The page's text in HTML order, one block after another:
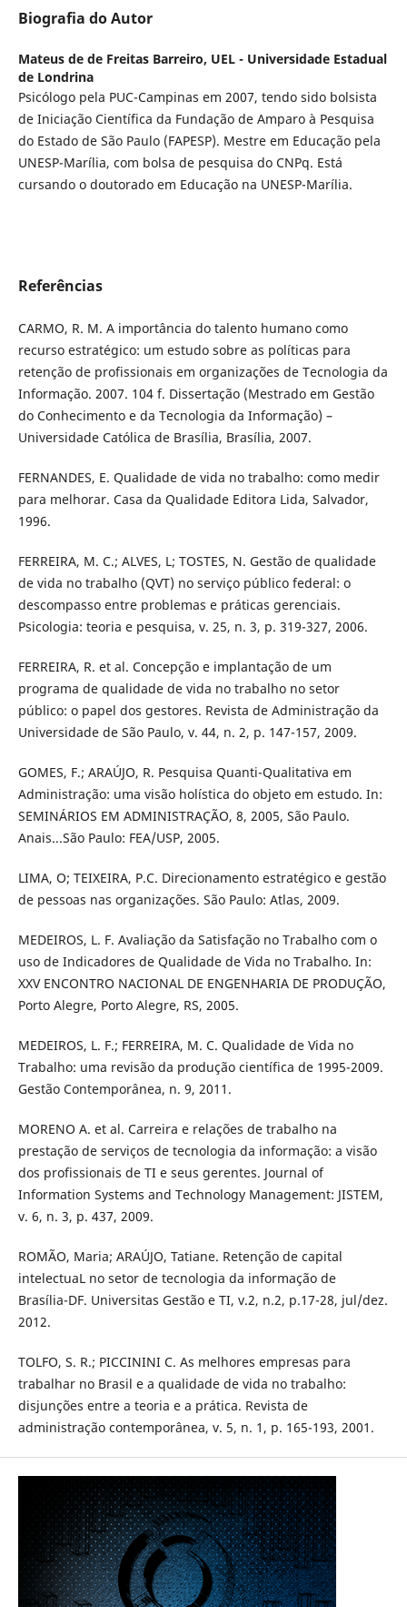
Biografia do Autor
Mateus de de Freitas Barreiro, UEL - Universidade Estadual
de Londrina
Psicólogo pela PUC-Campinas em 2007, tendo sido bolsista
de Iniciação Científica da Fundação de Amparo à Pesquisa
do Estado de São Paulo (FAPESP). Mestre em Educação pela
UNESP-Marília, com bolsa de pesquisa do CNPq. Está
cursando o doutorado em Educação na UNESP-Marília.
Referências
CARMO, R. M. A importância do talento humano como
recurso estratégico: um estudo sobre as políticas para
retenção de profissionais em organizações de Tecnologia da
Informação. 2007. 104 f. Dissertação (Mestrado em Gestão
do Conhecimento e da Tecnologia da Informação) –
Universidade Católica de Brasília, Brasília, 2007.
FERNANDES, E. Qualidade de vida no trabalho: como medir
para melhorar. Casa da Qualidade Editora Lida, Salvador,
1996.
FERREIRA, M. C.; ALVES, L; TOSTES, N. Gestão de qualidade
de vida no trabalho (QVT) no serviço público federal: o
descompasso entre problemas e práticas gerenciais.
Psicologia: teoria e pesquisa, v. 25, n. 3, p. 319-327, 2006.
FERREIRA, R. et al. Concepção e implantação de um
programa de qualidade de vida no trabalho no setor
público: o papel dos gestores. Revista de Administração da
Universidade de São Paulo, v. 44, n. 2, p. 147-157, 2009.
GOMES, F.; ARAÚJO, R. Pesquisa Quanti-Qualitativa em
Administração: uma visão holística do objeto em estudo. In:
SEMINÁRIOS EM ADMINISTRAÇÃO, 8, 2005, São Paulo.
Anais...São Paulo: FEA/USP, 2005.
LIMA, O; TEIXEIRA, P.C. Direcionamento estratégico e gestão
de pessoas nas organizações. São Paulo: Atlas, 2009.
MEDEIROS, L. F. Avaliação da Satisfação no Trabalho com o
uso de Indicadores de Qualidade de Vida no Trabalho. In:
XXV ENCONTRO NACIONAL DE ENGENHARIA DE PRODUÇÃO,
Porto Alegre, Porto Alegre, RS, 2005.
MEDEIROS, L. F.; FERREIRA, M. C. Qualidade de Vida no
Trabalho: uma revisão da produção científica de 1995-2009.
Gestão Contemporânea, n. 9, 2011.
MORENO A. et al. Carreira e relações de trabalho na
prestação de serviços de tecnologia da informação: a visão
dos profissionais de TI e seus gerentes. Journal of
Information Systems and Technology Management: JISTEM,
v. 6, n. 3, p. 437, 2009.
ROMÃO, Maria; ARAÚJO, Tatiane. Retenção de capital
intelectuaL no setor de tecnologia da informação de
Brasília-DF. Universitas Gestão e TI, v.2, n.2, p.17-28, jul/dez.
2012.
TOLFO, S. R.; PICCININI C. As melhores empresas para
trabalhar no Brasil e a qualidade de vida no trabalho:
disjunções entre a teoria e a prática. Revista de
administração contemporânea, v. 5, n. 1, p. 165-193, 2001.